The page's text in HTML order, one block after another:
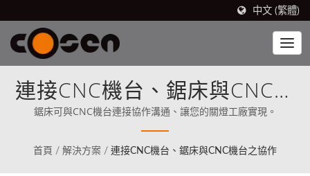
中文 (繁體)
連接CNC機台、鋸床與CNC機
台之協作
鋸床可與CNC機台連接協作溝通、讓您的關燈工廠實現。
首頁 / 解決方案 / 連接CNC機台、鋸床與CNC機台之協作